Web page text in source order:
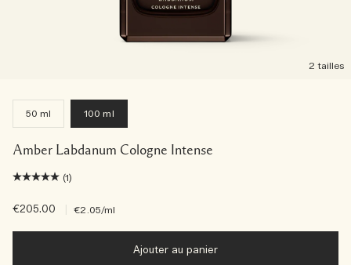
2 tailles
50 ml 100 ml
Amber Labdanum Cologne Intense
(1)
€205.00 €2.05/ml
Ajouter au panier